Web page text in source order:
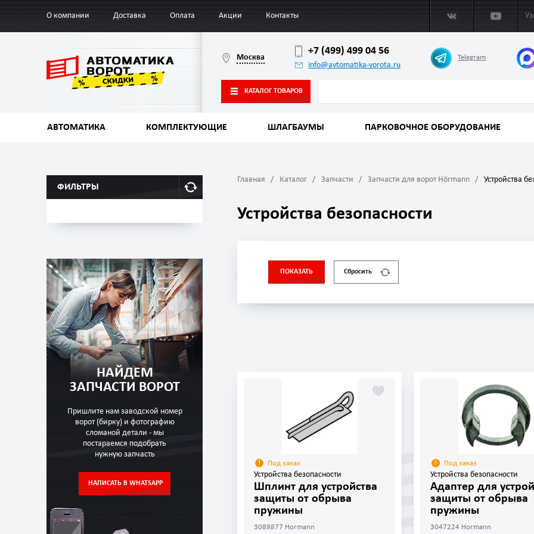
О компании Доставка Оплата Акции Контакты
Москва
+7 (499) 499 04 56
info@avtomatika-vorota.ru
Telegram
КАТАЛОГ ТОВАРОВ
АВТОМАТИКА КОМПЛЕКТУЮЩИЕ ШЛАГБАУМЫ ПАРКОВОЧНОЕ ОБОРУДОВАНИЕ
Главная Каталог Запчасти Запчасти для ворот Hörmann Устройства
ФИЛЬТРЫ
НАЙДЕМ
ЗАПЧАСТИ ВОРОТ
Пришлите нам заводской номер
ворот (бирку) и фотографию
сломаной детали - мы
постараемся подобрать
нужную запчасть
НАПИСАТЬ В WHATSAPP
Устройства безопасности
ПОКАЗАТЬ Сбросить
Под заказ
Устройства безопасности
Шплинт для устройства
защиты от обрыва
пружины
3089877 Hormann
Под заказ
Устройства безопасности
Адаптер для
защиты от обрыва
пружины
3047224 Hormann